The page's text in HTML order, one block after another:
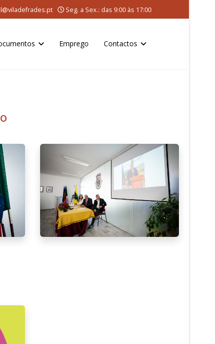
Seg. a Sex.: das 9:00 às 17:00
Emprego Contactos